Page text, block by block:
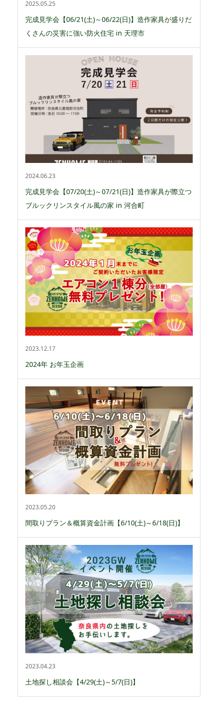
2025.05.25
完成見学会【06/21(土)～06/22(日)】造作家具が盛りだ
くさんの災害に強い防火住宅 in 天理市
2024.06.23
完成見学会【07/20(土)～07/21(日)】造作家具が際立つ
ブルックリンスタイル風の家 in 河合町
2023.12.17
2024年 お年玉企画
2023.05.20
間取りプラン＆概算資金計画【6/10(土)～6/18(日)】
2023.04.23
土地探し相談会【4/29(土)～5/7(日)】